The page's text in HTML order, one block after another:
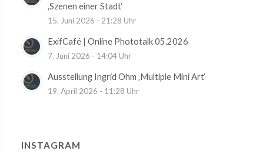
‚Szenen einer Stadt‘
15. Juni 2026 - 21:28 Uhr
ExifCafé | Online Phototalk 05.2026
7. Juni 2026 - 14:04 Uhr
Ausstellung Ingrid Ohm ‚Multiple Mini Art‘
19. April 2026 - 11:28 Uhr
INSTAGRAM